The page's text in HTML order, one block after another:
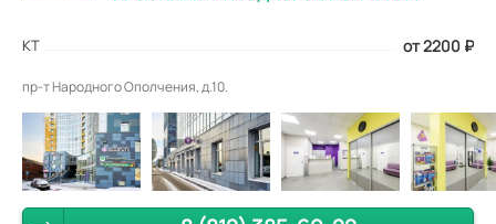
КТ от 2200 ₽
пр-т Народного Ополчения, д.10.